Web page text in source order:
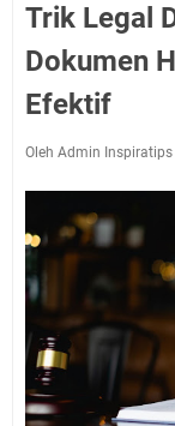
Trik Legal
Dokumen
Efektif
Oleh Admin Inspiratips